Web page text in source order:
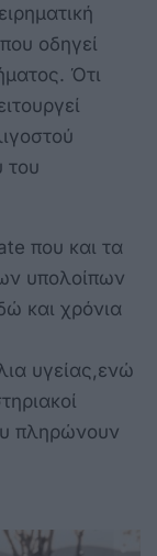
οδηγεί
Ότι
του
που και τα
υπολοίπων
και χρόνια
υγείας,ενώ
πληρώνουν